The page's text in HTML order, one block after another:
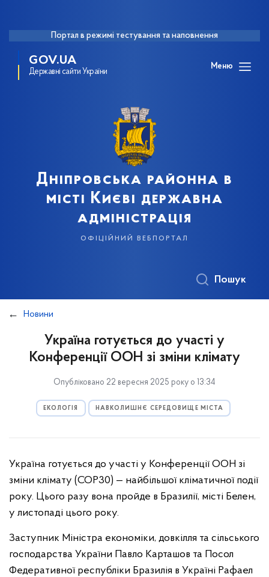
Портал в режимі тестування та наповнення
GOV.UA
Державні сайти України
Меню
Дніпровська районна в
місті Києві державна
адміністрація
офіційний вебпортал
Пошук
Новини
Україна готується до участі у
Конференції ООН зі зміни клімату
Опубліковано 22 вересня 2025 року о 13:34
ЕКОЛОГІЯ НАВКОЛИШНЄ СЕРЕДОВИЩЕ МІСТА
Україна готується до участі у Конференції ООН зі
зміни клімату (СОР30) — найбільшої кліматичної події
року. Цього разу вона пройде в Бразилії, місті Белен,
у листопаді цього року.
Заступник Міністра економіки, довкілля та сільського
господарства України Павло Карташов та Посол
Федеративної республіки Бразилія в Україні Рафаел